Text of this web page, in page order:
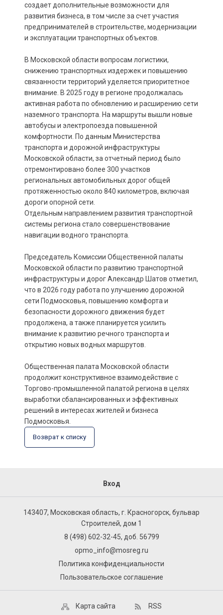
создает дополнительные возможности для
развития бизнеса, в том числе за счет участия
предпринимателей в строительстве, модернизации
и эксплуатации транспортных объектов.
В Московской области вопросам логистики,
снижению транспортных издержек и повышению
связанности территорий уделяется приоритетное
внимание. В 2025 году в регионе продолжалась
активная работа по обновлению и расширению сети
наземного транспорта. На маршруты вышли новые
автобусы и электропоезда повышенной
комфортности. По данным Министерства
транспорта и дорожной инфраструктуры
Московской области, за отчетный период было
отремонтировано более 300 участков
региональных автомобильных дорог общей
протяженностью около 840 километров, включая
дороги опорной сети.
Отдельным направлением развития транспортной
системы региона стало совершенствование
навигации водного транспорта.
Председатель Комиссии Общественной палаты
Московской области по развитию транспортной
инфраструктуры и дорог Александр Шатов отметил,
что в 2026 году работа по улучшению дорожной
сети Подмосковья, повышению комфорта и
безопасности дорожного движения будет
продолжена, а также планируется усилить
внимание к развитию речного транспорта и
открытию новых водных маршрутов.
Общественная палата Московской области
продолжит конструктивное взаимодействие с
Торгово-промышленной палатой региона в целях
выработки сбалансированных и эффективных
решений в интересах жителей и бизнеса
Подмосковья.
Возврат к списку
Вход
143407, Московская область, г. Красногорск, бульвар
Строителей, дом 1
8 (498) 602-32-45, доб. 56799
opmo_info@mosreg.ru
Политика конфиденциальности
Пользовательское соглашение
Карта сайта RSS